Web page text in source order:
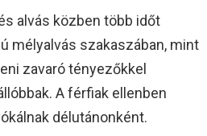
alvás közben több időt
mélyalvás szakaszában, mint
zavaró tényezőkkel
A férfiak ellenben
délutánonként.